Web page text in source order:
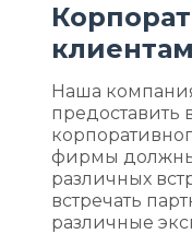
клиентам
Наша
предоставить
фирмы должны
различных
встречать
различные